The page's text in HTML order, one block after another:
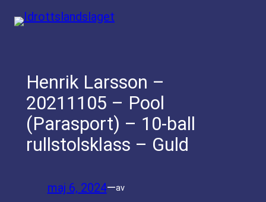
Hoppa
Henrik Larsson –
20211105 – Pool
(Parasport) – 10-ball
rullstolsklass – Guld
maj 6, 2024—av